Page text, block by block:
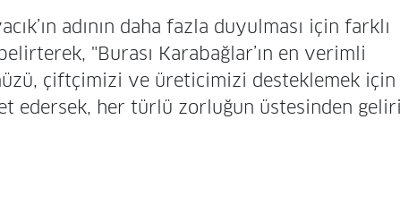
adının daha fazla duyulması için farklı
"Burası Karabağlar’ın en verimli
çiftçimizi ve üreticimizi desteklemek için
edersek, her türlü zorluğun üstesinden